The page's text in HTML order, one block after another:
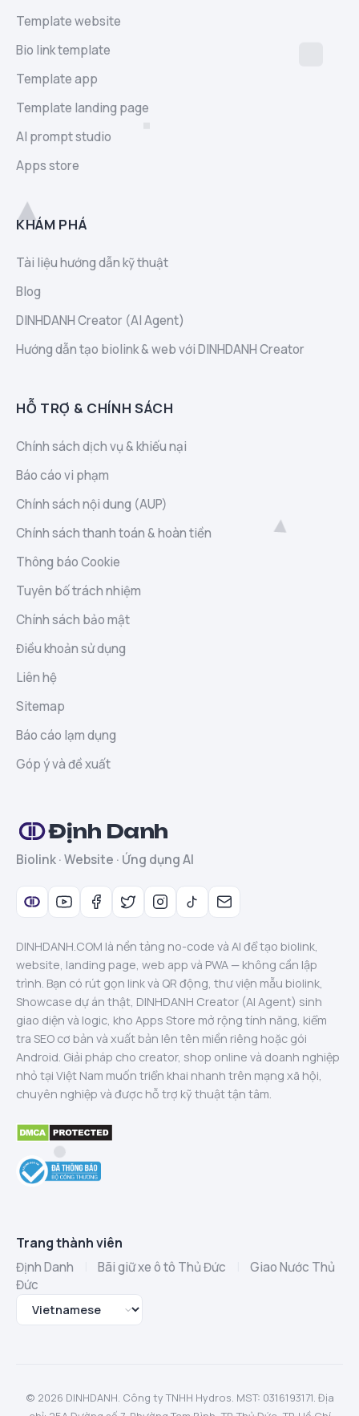
Template website
Bio link template
Template app
Template landing page
AI prompt studio
Apps store
KHÁM PHÁ
Tài liệu hướng dẫn kỹ thuật
Blog
DINHDANH Creator (AI Agent)
Hướng dẫn tạo biolink & web với DINHDANH Creator
HỖ TRỢ & CHÍNH SÁCH
Chính sách dịch vụ & khiếu nại
Báo cáo vi phạm
Chính sách nội dung (AUP)
Chính sách thanh toán & hoàn tiền
Thông báo Cookie
Tuyên bố trách nhiệm
Chính sách bảo mật
Điều khoản sử dụng
Liên hệ
Sitemap
Báo cáo lạm dụng
Góp ý và đề xuất
Định Danh
Biolink · Website · Ứng dụng AI
DINHDANH.COM là nền tảng no-code và AI để tạo biolink,
website, landing page, web app và PWA — không cần lập
trình. Bạn có rút gọn link và QR động, thư viện mẫu biolink,
Showcase dự án thật, DINHDANH Creator (AI Agent) sinh
giao diện và logic, kho Apps Store mở rộng tính năng, kiểm
tra SEO cơ bản và xuất bản lên tên miền riêng hoặc gói
Android. Giải pháp cho creator, shop online và doanh nghiệp
nhỏ tại Việt Nam muốn triển khai nhanh trên mạng xã hội,
chuyên nghiệp và được hỗ trợ kỹ thuật tận tâm.
Trang thành viên
Định Danh Bãi giữ xe ô tô Thủ Đức
Giao Nước Thủ
Đức
© 2026 DINHDANH. Công ty TNHH Hydros. MST: 0316193171. Địa